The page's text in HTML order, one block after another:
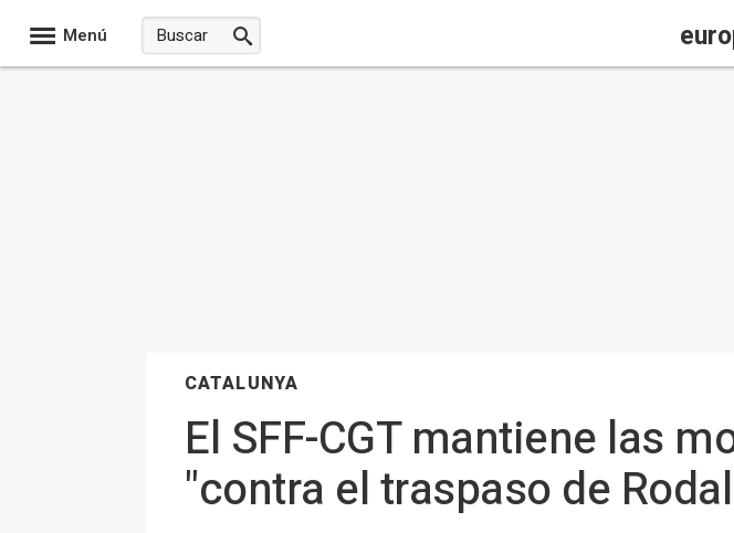
Menú
CATALUNYA
El SFF-CGT mantiene las
"contra el traspaso de